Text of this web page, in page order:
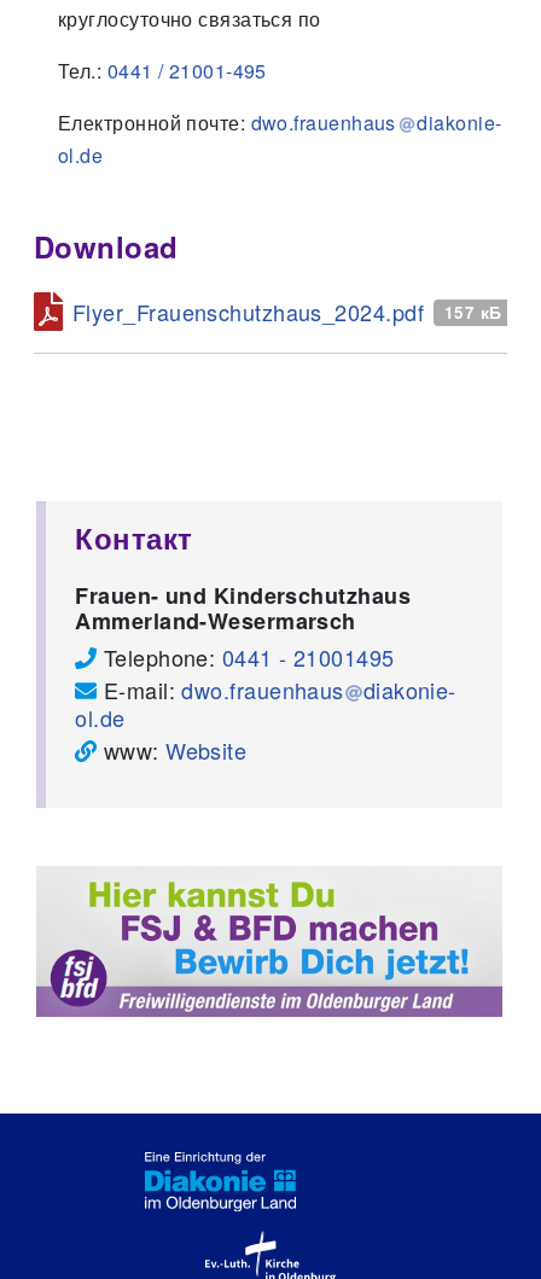
Контакт
Frauen- und Kinderschutzhaus
Ammerland-Wesermarsch
Telephone: 0441 - 21001495
E-mail:dwo.frauenhaus
diakonie-
ol.de
www:Website
круглосуточно связаться по
Тел.: 0441 / 21001-495
Електронной почте: dwo.frauenhaus
diakonie-
ol.de
Download
Flyer_Frauenschutzhaus_2024.pdf 157 кБ